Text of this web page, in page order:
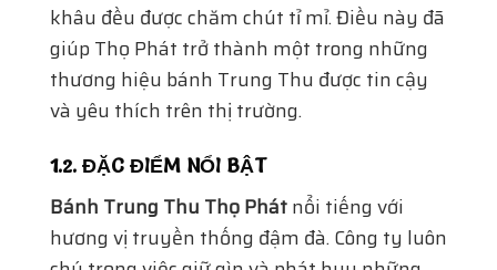
khâu đều được chăm chút tỉ mỉ. Điều này đã
giúp Thọ Phát trở thành một trong những
thương hiệu bánh Trung Thu được tin cậy
và yêu thích trên thị trường.
1.2. ĐẶC ĐIỂM NỔI BẬT
Bánh Trung Thu Thọ Phátnổi tiếng với
hương vị truyền thống đậm đà. Công ty luôn